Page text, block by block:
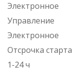
Электронное
Управление
Электронное
Отсрочка старта
1-24 ч